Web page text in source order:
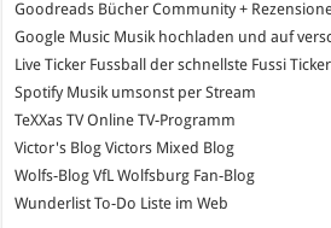
Goodreads Bücher Community +
Google Music Musik hochladen und auf
Live Ticker Fussball
der schnellste Fussi
SpotifyMusik umsonst per Stream
TeXXas TVOnline TV-Programm
Victor's Blog Victors Mixed Blog
Wolfs-Blog VfL Wolfsburg Fan-Blog
WunderlistTo-Do Liste im Web